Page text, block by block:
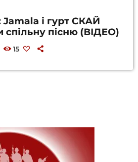
Jamala і гурт СКАЙ
спільну пісню (ВІДЕО)
15